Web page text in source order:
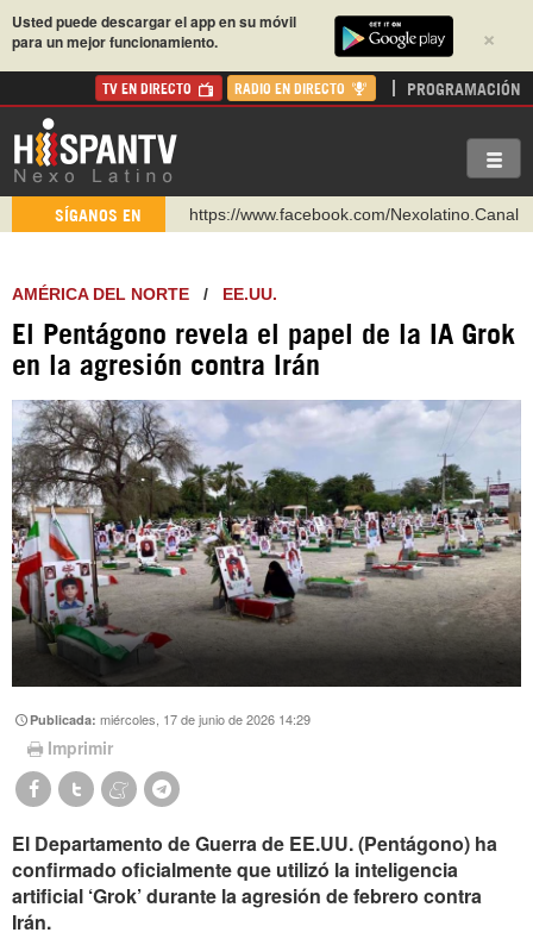
×
Usted puede descargar el app en su móvil
para un mejor funcionamiento.
TV EN DIRECTO RADIO EN DIRECTO PROGRAMACIÓN
SÍGANOS EN
https://www.youtube.com/@nexo_latino
https://t.me/hispantvcanal
https://urmedium.com/c/hispantv
WhatsApp y Viber: +98 921 79 29 404
https://www.facebook.com/Nexolatino.Canal
AMÉRICA DEL NORTE / EE.UU.
El Pentágono revela el papel de la IA Grok
en la agresión contra Irán
Publicada:miércoles, 17 de junio de 2026 14:29
Imprimir
El Departamento de Guerra de EE.UU. (Pentágono) ha
confirmado oficialmente que utilizó la inteligencia
artificial ‘Grok’ durante la agresión de febrero contra
Irán.